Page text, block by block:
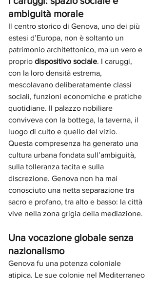
ambiguità morale
Il centro storico di Genova, uno dei più
estesi d’Europa, non è soltanto un
patrimonio architettonico, ma un vero e
proprio dispositivo sociale. I caruggi,
con la loro densità estrema,
mescolavano deliberatamente classi
sociali, funzioni economiche e pratiche
quotidiane. Il palazzo nobiliare
conviveva con la bottega, la taverna, il
luogo di culto e quello del vizio.
Questa compresenza ha generato una
cultura urbana fondata sull’ambiguità,
sulla tolleranza tacita e sulla
discrezione. Genova non ha mai
conosciuto una netta separazione tra
sacro e profano, tra alto e basso: la città
vive nella zona grigia della mediazione.
Una vocazione globale senza
nazionalismo
Genova fu una potenza coloniale
atipica. Le sue colonie nel Mediterraneo